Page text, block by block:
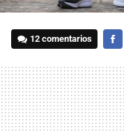
12 comentarios